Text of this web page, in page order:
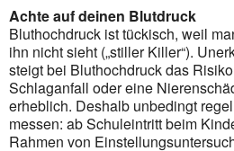
Achte auf deinen Blutdruck
Bluthochdruck ist tückisch, weil
ihn nicht sieht („stiller Killer“).
steigt bei Bluthochdruck das
Schlaganfall oder eine
erheblich. Deshalb unbedingt
messen: ab Schuleintritt beim
Rahmen von